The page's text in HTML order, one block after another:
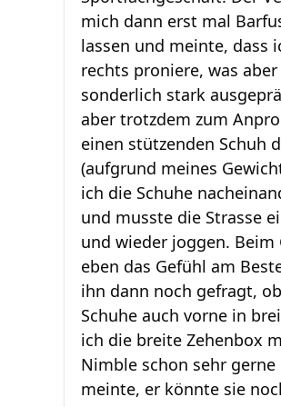
mich dann erst mal
lassen und meinte, dass
rechts proniere, was
sonderlich stark
aber trotzdem zum
einen stützenden Schuh
(aufgrund meines
ich die Schuhe
und musste die Strasse
und wieder joggen. Beim
eben das Gefühl am
ihn dann noch gefragt,
Schuhe auch vorne in
ich die breite Zehenbox
Nimble schon sehr gerne
meinte, er könnte sie